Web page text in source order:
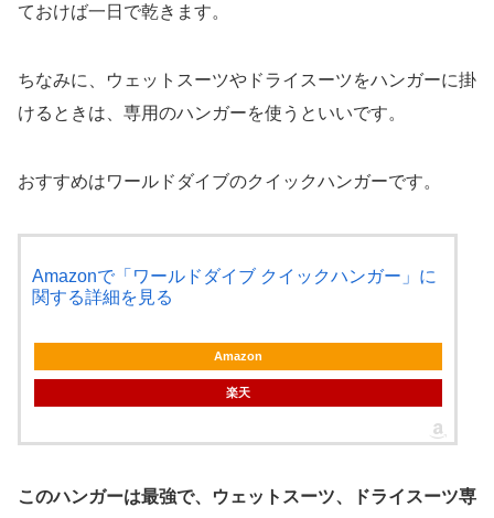
ておけば一日で乾きます。
ちなみに、ウェットスーツやドライスーツをハンガーに掛
けるときは、専用のハンガーを使うといいです。
おすすめはワールドダイブのクイックハンガーです。
Amazonで「ワールドダイブ クイックハンガー」に
関する詳細を見る
Amazon
楽天
このハンガーは最強で、ウェットスーツ、ドライスーツ専